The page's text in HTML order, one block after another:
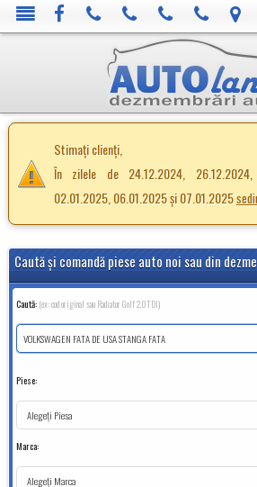
Stimați clienți,
În zilele de 24.12.2024, 26.12.2024,
02.01.2025, 06.01.2025 și 07.01.2025
Caută şi comandă piese auto noi sau din
Caută: (ex: cod original sau Radiator Golf 2.0TDI)
Piese:
Marca: